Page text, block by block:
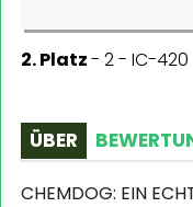
2. Platz- 2 - IC-
ÜBER
CHEMDOG: EIN